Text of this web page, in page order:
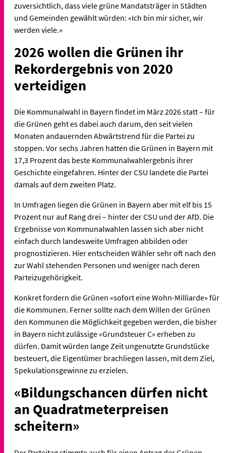
zuversichtlich, dass viele grüne Mandatsträger in Städten
und Gemeinden gewählt würden: «Ich bin mir sicher, wir
werden viele.»
2026 wollen die Grünen ihr
Rekordergebnis von 2020
verteidigen
Die Kommunalwahl in Bayern findet im März 2026 statt – für
die Grünen geht es dabei auch darum, den seit vielen
Monaten andauernden Abwärtstrend für die Partei zu
stoppen. Vor sechs Jahren hatten die Grünen in Bayern mit
17,3 Prozent das beste Kommunalwahlergebnis ihrer
Geschichte eingefahren. Hinter der CSU landete die Partei
damals auf dem zweiten Platz.
In Umfragen liegen die Grünen in Bayern aber mit elf bis 15
Prozent nur auf Rang drei – hinter der CSU und der AfD. Die
Ergebnisse von Kommunalwahlen lassen sich aber nicht
einfach durch landesweite Umfragen abbilden oder
prognostizieren. Hier entscheiden Wähler sehr oft nach den
zur Wahl stehenden Personen und weniger nach deren
Parteizugehörigkeit.
Konkret fordern die Grünen «sofort eine Wohn-Milliarde» für
die Kommunen. Ferner sollte nach dem Willen der Grünen
den Kommunen die Möglichkeit gegeben werden, die bisher
in Bayern nicht zulässige «Grundsteuer C» erheben zu
dürfen. Damit würden lange Zeit ungenutzte Grundstücke
besteuert, die Eigentümer brachliegen lassen, mit dem Ziel,
Spekulationsgewinne zu erzielen.
«Bildungschancen dürfen nicht
an Quadratmeterpreisen
scheitern»